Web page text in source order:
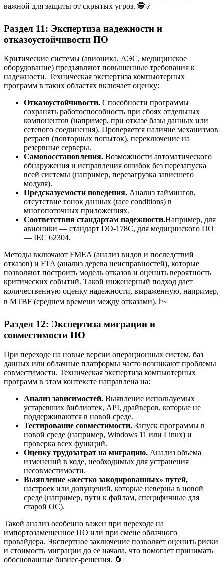
важной для защиты от скрытых угроз. 🕵️♂️
Раздел 11: Экспертиза надежности и
отказоустойчивости ПО
Критические системы (авионика, АЭС, медицинское
оборудование) предъявляют повышенные требования к
надежности. Техническая экспертиза компьютерных
программ в таких областях включает оценку:
Отказоустойчивости. Способности программы
сохранять работоспособность при сбоях отдельных
компонентов (например, при отказе базы данных или
сетевого соединения). Проверяется наличие механизмов
ретраев (повторных попыток), переключение на
резервные серверы.
Самовосстановления. Возможности автоматического
обнаружения и исправления ошибок без перезапуска
всей системы (например, перезагрузка зависшего
модуля).
Предсказуемости поведения. Анализ таймингов,
отсутствие гонок данных (race conditions) в
многопоточных приложениях.
Соответствия стандартам надежности.Например, для
авионики — стандарт DO-178C, для медицинского ПО
— IEC 62304.
Методы включают FMEA (анализ видов и последствий
отказов) и FTA (анализ дерева неисправностей), которые
позволяют построить модель отказов и оценить вероятность
критических событий. Такой инженерный подход дает
количественную оценку надежности, выраженную, например,
в MTBF (среднем времени между отказами). 📉
Раздел 12: Экспертиза миграции и
совместимости ПО
При переходе на новые версии операционных систем, баз
данных или облачные платформы часто возникают проблемы
совместимости. Техническая экспертиза компьютерных
программ в этом контексте направлена на:
Анализ зависимостей. Выявление используемых
устаревших библиотек, API, драйверов, которые не
поддерживаются в новой среде.
Тестирование совместимости. Запуск программы в
новой среде (например, Windows 11 или Linux) и
проверка всех функций.
Оценку трудозатрат на миграцию. Анализ объема
изменений в коде, необходимых для устранения
несовместимости.
Выявление «жестко закодированных» путей,
настроек или допущений, которые неверны в новой
среде (например, пути к файлам, специфичные для
старой ОС).
Такой анализ особенно важен при переходе на
импортозамещенное ПО или при смене облачного
провайдера. Экспертное заключение позволяет оценить риски
и стоимость миграции до ее начала, что помогает принимать
обоснованные бизнес-решения. 🔄